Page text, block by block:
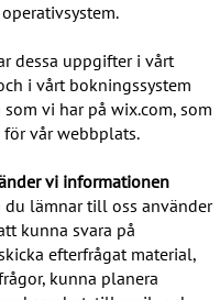
dessa uppgifter i vårt
i vårt bokningssystem
vi har på wix.com, som
för vår webbplats.
vi informationen
lämnar till oss använder
kunna svara på
efterfrågat material,
kunna planera